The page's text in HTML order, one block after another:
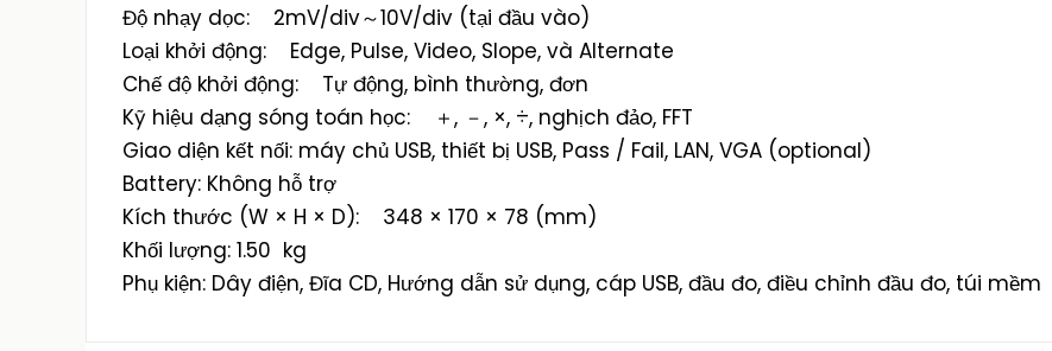
Độ nhạy dọc: 2mV/div～10V/div (tại đầu vào)
Loại khởi động: Edge, Pulse, Video, Slope, và Alternate
Chế độ khởi động: Tự động, bình thường, đơn
Kỹ hiệu dạng sóng toán học: ＋, －, ×, ÷, nghịch đảo, FFT
Giao diện kết nối: máy chủ USB, thiết bị USB, Pass / Fail, LAN, VGA (optional)
Battery: Không hỗ trợ
Kích thước (W × H × D): 348 × 170 × 78 (mm)
Khối lượng: 1.50 kg
Phụ kiện: Dây điện, Đĩa CD, Hướng dẫn sử dụng, cáp USB, đầu đo, điều chỉnh đầu đo, túi mềm